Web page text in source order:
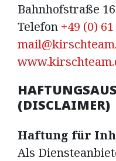
Bahnhofstraße
Telefon +49 (0)
(DISCLAIMER)
Haftung für
Als